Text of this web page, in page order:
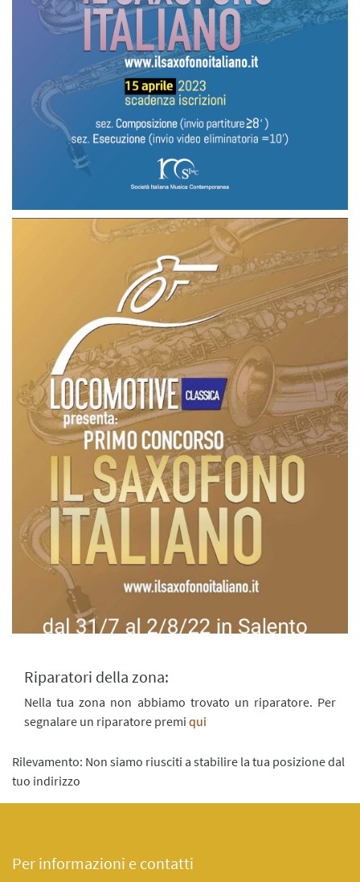
Riparatori della zona:
Nella tua zona non abbiamo trovato un riparatore. Per
segnalare un riparatore premi qui
Rilevamento: Non siamo riusciti a stabilire la tua posizione dal
tuo indirizzo
Per informazioni e contatti